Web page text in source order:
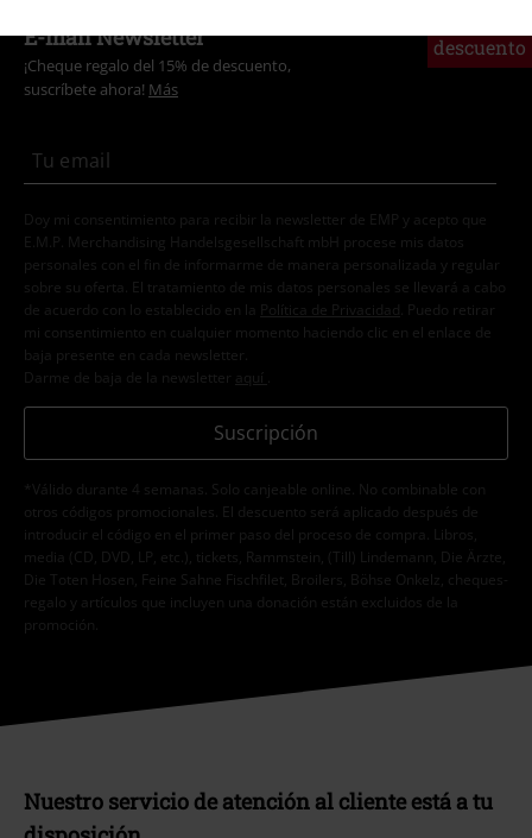
descuento
E-mail Newsletter
¡Cheque regalo del 15% de descuento,
suscríbete ahora! Más
Doy mi consentimiento para recibir la newsletter de EMP y acepto que
E.M.P. Merchandising Handelsgesellschaft mbH procese mis datos
personales con el fin de informarme de manera personalizada y regular
sobre su oferta. El tratamiento de mis datos personales se llevará a cabo
de acuerdo con lo establecido en la
Política de Privacidad . Puedo retirar
mi consentimiento en cualquier momento haciendo clic en el enlace de
baja presente en cada newsletter.
Darme de baja de la newsletter
aquí
Suscripción
*Válido durante 4 semanas. Solo canjeable online. No combinable con
otros códigos promocionales. El descuento será aplicado después de
introducir el código en el primer paso del proceso de compra. Libros,
media (CD, DVD, LP, etc.), tickets, Rammstein, (Till) Lindemann, Die Ärzte,
Die Toten Hosen, Feine Sahne Fischfilet, Broilers, Böhse Onkelz, cheques-
regalo y artículos que incluyen una donación están excluidos de la
promoción.
Nuestro servicio de atención al cliente está a tu